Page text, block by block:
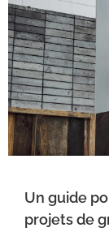
Un guide
projets de